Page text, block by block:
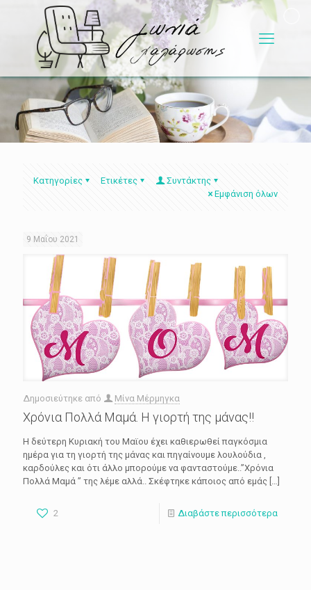
Κατηγορίες Ετικέτες
Συντάκτης
Εμφάνιση όλων
9 Μαΐου 2021
Δημοσιεύτηκε από Μίνα Μέρμηγκα
Χρόνια Πολλά Μαμά. Η γιορτή της μάνας!!
Η δεύτερη Κυριακή του Μαϊου έχει καθιερωθεί παγκόσμια
ημέρα για τη γιορτή της μάνας και πηγαίνουμε λουλούδια ,
καρδούλες και ότι άλλο μπορούμε να φανταστούμε..”Χρόνια
Πολλά Μαμά ” της λέμε αλλά.. Σκέφτηκε κάποιος από εμάς […]
2 Διαβάστε περισσότερα